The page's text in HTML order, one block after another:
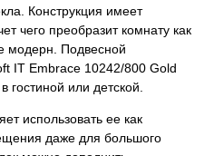
Конструкция имеет
чего преобразит комнату как
модерн. Подвесной
IT Embrace 10242/800 Gold
гостиной или детской.
использовать ее как
даже для большого